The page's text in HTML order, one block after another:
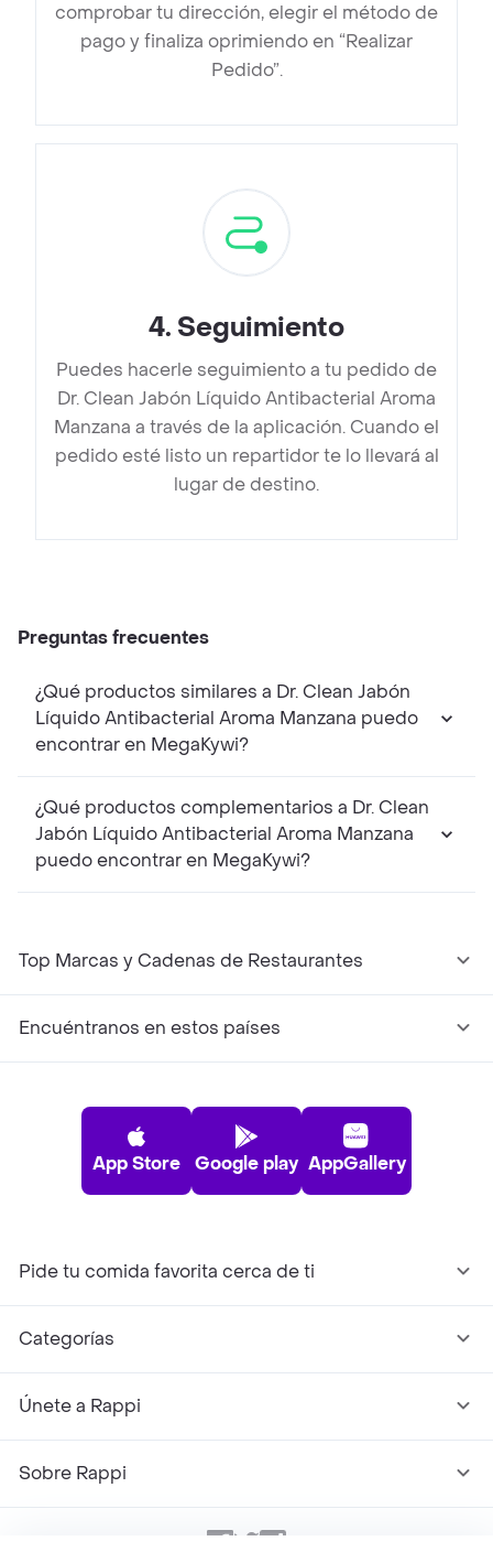
comprobar tu dirección, elegir el método de
pago y finaliza oprimiendo en “Realizar
Pedido”.
4. Seguimiento
Puedes hacerle seguimiento a tu pedido de
Dr. Clean Jabón Líquido Antibacterial Aroma
Manzana a través de la aplicación. Cuando el
pedido esté listo un repartidor te lo llevará al
lugar de destino.
Preguntas frecuentes
¿Qué productos similares a Dr. Clean Jabón
Líquido Antibacterial Aroma Manzana puedo
encontrar en MegaKywi?
¿Qué productos complementarios a Dr. Clean
Jabón Líquido Antibacterial Aroma Manzana
puedo encontrar en MegaKywi?
Top Marcas y Cadenas de Restaurantes
Encuéntranos en estos países
App Store Google play AppGallery
Pide tu comida favorita cerca de ti
Categorías
Únete a Rappi
Sobre Rappi
Facebook
TwitterInstagram